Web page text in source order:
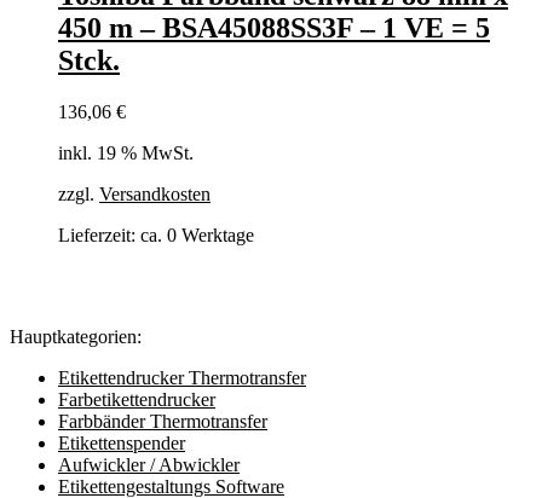
450 m – BSA45088SS3F – 1 VE = 5
Stck.
136,06 €
inkl. 19 % MwSt.
zzgl. Versandkosten
Lieferzeit: ca. 0 Werktage
Hauptkategorien:
Etikettendrucker Thermotransfer
Farbetikettendrucker
Farbbänder Thermotransfer
Etikettenspender
Aufwickler / Abwickler
Etikettengestaltungs Software